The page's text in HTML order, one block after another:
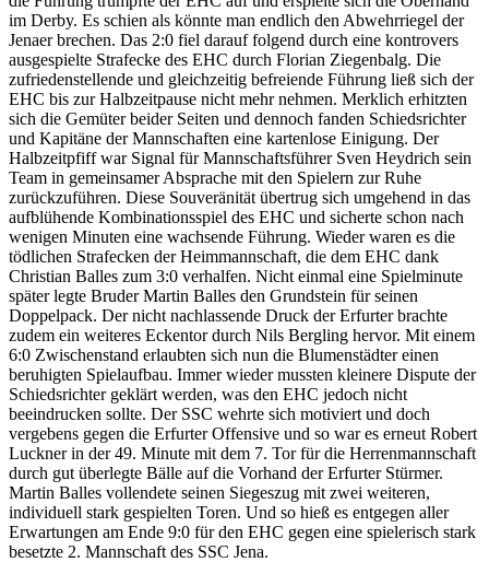
im Derby. Es schien als könnte man endlich den Abwehrriegel der
Jenaer brechen. Das 2:0 fiel darauf folgend durch eine kontrovers
ausgespielte Strafecke des EHC durch Florian Ziegenbalg. Die
zufriedenstellende und gleichzeitig befreiende Führung ließ sich der
EHC bis zur Halbzeitpause nicht mehr nehmen. Merklich erhitzten
sich die Gemüter beider Seiten und dennoch fanden Schiedsrichter
und Kapitäne der Mannschaften eine kartenlose Einigung. Der
Halbzeitpfiff war Signal für Mannschaftsführer Sven Heydrich sein
Team in gemeinsamer Absprache mit den Spielern zur Ruhe
zurückzuführen. Diese Souveränität übertrug sich umgehend in das
aufblühende Kombinationsspiel des EHC und sicherte schon nach
wenigen Minuten eine wachsende Führung. Wieder waren es die
tödlichen Strafecken der Heimmannschaft, die dem EHC dank
Christian Balles zum 3:0 verhalfen. Nicht einmal eine Spielminute
später legte Bruder Martin Balles den Grundstein für seinen
Doppelpack. Der nicht nachlassende Druck der Erfurter brachte
zudem ein weiteres Eckentor durch Nils Bergling hervor. Mit einem
6:0 Zwischenstand erlaubten sich nun die Blumenstädter einen
beruhigten Spielaufbau. Immer wieder mussten kleinere Dispute der
Schiedsrichter geklärt werden, was den EHC jedoch nicht
beeindrucken sollte. Der SSC wehrte sich motiviert und doch
vergebens gegen die Erfurter Offensive und so war es erneut Robert
Luckner in der 49. Minute mit dem 7. Tor für die Herrenmannschaft
durch gut überlegte Bälle auf die Vorhand der Erfurter Stürmer.
Martin Balles vollendete seinen Siegeszug mit zwei weiteren,
individuell stark gespielten Toren. Und so hieß es entgegen aller
Erwartungen am Ende 9:0 für den EHC gegen eine spielerisch stark
besetzte 2. Mannschaft des SSC Jena.